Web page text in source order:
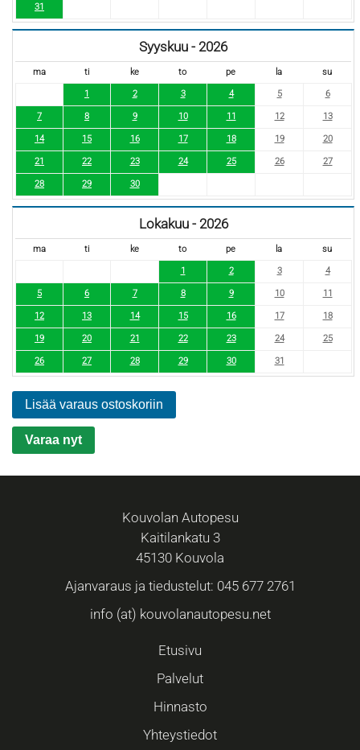
31
Syyskuu - 2026
ma ti ke to pe la su
1 2 3 4 5 6
7 8 9 10 11 12 13
14 15 16 17 18 19 20
21 22 23 24 25 26 27
28 29 30
Lokakuu - 2026
ma ti ke to pe la su
1 2 3 4
5 6 7 8 9 10 11
12 13 14 15 16 17 18
19 20 21 22 23 24 25
26 27 28 29 30 31
Lisää varaus ostoskoriin
Varaa nyt
Kouvolan Autopesu
Kaitilankatu 3
45130 Kouvola
Ajanvaraus ja tiedustelut: 045 677 2761
info (at) kouvolanautopesu.net
Etusivu
Palvelut
Hinnasto
Yhteystiedot